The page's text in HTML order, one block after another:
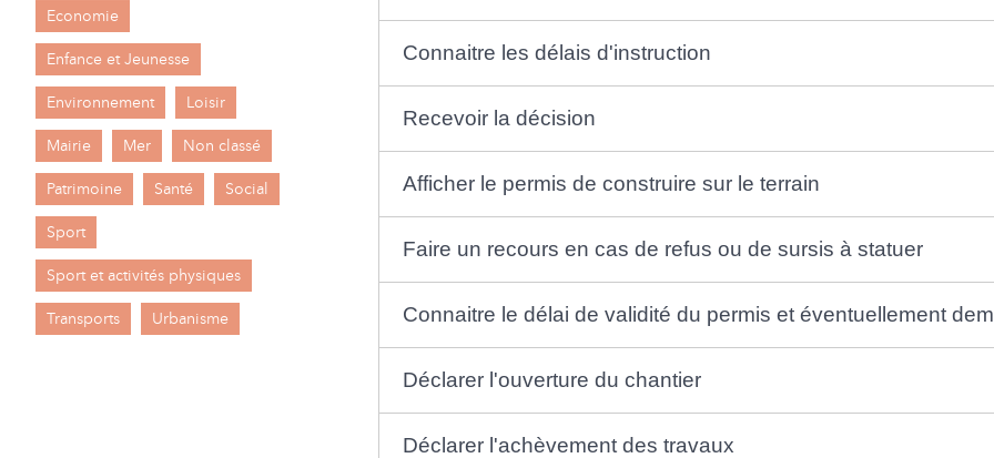
Connaitre les délais d'instruction
Recevoir la décision
Afficher le permis de construire sur le terrain
Faire un recours en cas de refus ou de sursis à statuer
Connaitre le délai de validité du permis et éventuellement
Déclarer l'ouverture du chantier
Déclarer l'achèvement des travaux
Economie
Enfance et Jeunesse
Environnement Loisir
Mairie Mer Non classé
Patrimoine Santé Social
Sport
Sport et activités physiques
Transports Urbanisme